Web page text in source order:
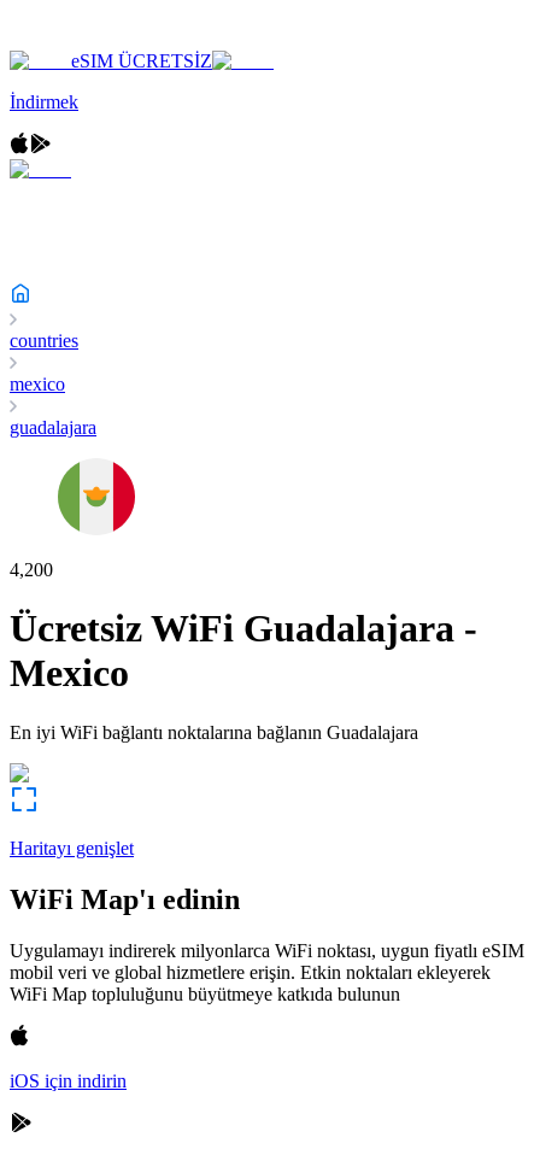
eSIM ÜCRETSİZ
İndirmek
countries
mexico
guadalajara
4,200
Ücretsiz WiFi Guadalajara -
Mexico
En iyi WiFi bağlantı noktalarına bağlanın Guadalajara
Haritayı genişlet
WiFi Map'ı edinin
Uygulamayı indirerek milyonlarca WiFi noktası, uygun fiyatlı eSIM
mobil veri ve global hizmetlere erişin. Etkin noktaları ekleyerek
WiFi Map topluluğunu büyütmeye katkıda bulunun
iOS için indirin